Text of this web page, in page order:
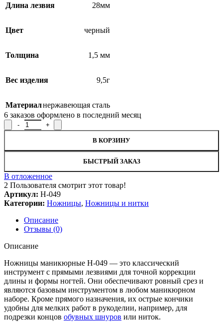
Длина лезвия 28мм
Цвет черный
Толщина 1,5 мм
Вес изделия 9,5г
Материалнержавеющая сталь
6 заказов оформлено в последний месяц
Количество товара Ножницы маникюрные Н-049, Lн=95мм
В КОРЗИНУ
БЫСТРЫЙ ЗАКАЗ
В отложенное
2 Пользователя смотрит этот товар!
Артикул: Н-049
Категории: Ножницы, Ножницы и нитки
Описание
Отзывы (0)
Описание
Ножницы маникюрные Н-049 — это классический
инструмент с прямыми лезвиями для точной коррекции
длины и формы ногтей. Они обеспечивают ровный срез и
являются базовым инструментом в любом маникюрном
наборе. Кроме прямого назначения, их острые кончики
удобны для мелких работ в рукоделии, например, для
подрезки концов обувных шнуров или ниток.